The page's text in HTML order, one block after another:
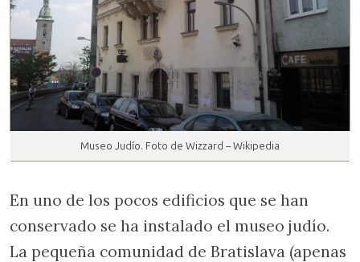
Museo Judío. Foto de Wizzard – Wikipedia
En uno de los pocos edificios que se han
conservado se ha instalado el museo judío.
La pequeña comunidad de Bratislava (apenas